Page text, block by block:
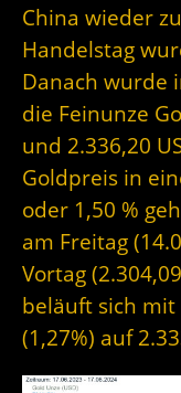
China wieder
Handelstag
Danach wurde
die Feinunze
und 2.336,20
Goldpreis in
oder 1,50 %
am Freitag
Vortag
beläuft sich mit
(1,27%) auf